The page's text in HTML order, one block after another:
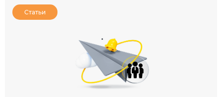
Статьи